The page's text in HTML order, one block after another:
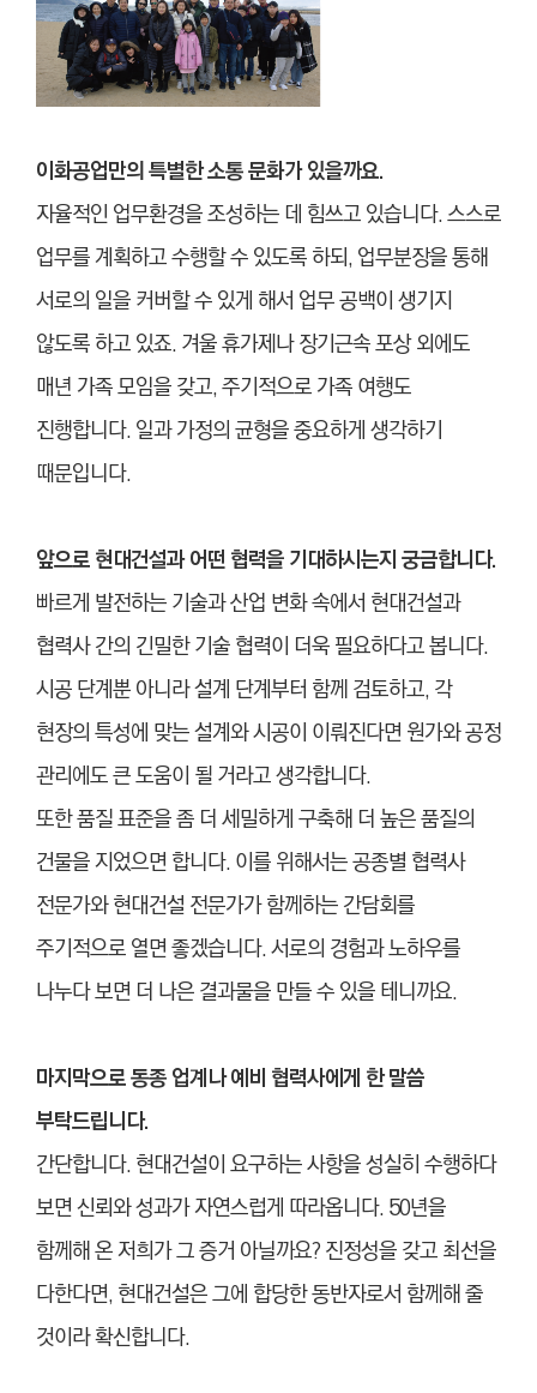
이화공업만의 특별한 소통 문화가 있을까요.
자율적인 업무환경을 조성하는 데 힘쓰고 있습니다. 스스로
업무를 계획하고 수행할 수 있도록 하되, 업무분장을 통해
서로의 일을 커버할 수 있게 해서 업무 공백이 생기지
않도록 하고 있죠.겨울 휴가제나 장기근속 포상 외에도
매년 가족 모임을 갖고, 주기적으로 가족 여행도
진행합니다. 일과 가정의 균형을 중요하게 생각하기
때문입니다.
앞으로 현대건설과 어떤 협력을 기대하시는지 궁금합니다.
빠르게 발전하는 기술과 산업 변화 속에서 현대건설과
협력사 간의 긴밀한 기술 협력이 더욱 필요하다고 봅니다.
시공 단계뿐 아니라 설계 단계부터 함께 검토하고, 각
현장의 특성에 맞는 설계와 시공이 이뤄진다면 원가와 공정
관리에도 큰 도움이 될 거라고 생각합니다.
또한 품질 표준을 좀 더 세밀하게 구축해 더 높은 품질의
건물을 지었으면 합니다. 이를 위해서는 공종별 협력사
전문가와 현대건설 전문가가 함께하는 간담회를
주기적으로 열면 좋겠습니다. 서로의 경험과 노하우를
나누다 보면 더 나은 결과물을 만들 수 있을 테니까요.
마지막으로 동종 업계나 예비 협력사에게 한 말씀
부탁드립니다.
간단합니다. 현대건설이 요구하는 사항을 성실히 수행하다
보면 신뢰와 성과가 자연스럽게 따라옵니다. 50년을
함께해 온 저희가 그 증거 아닐까요? 진정성을 갖고 최선을
다한다면, 현대건설은 그에 합당한 동반자로서 함께해 줄
것이라 확신합니다.